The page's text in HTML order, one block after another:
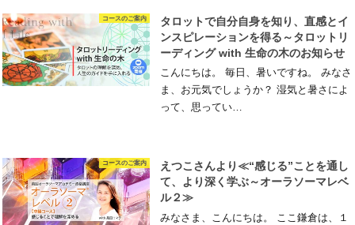
コースのご案内
タロットで自分自身を知り、直感とイ
ンスピレーションを得る～タロットリ
ーディング with 生命の木のお知らせ
こんにちは。 毎日、暑いですね。 みなさ
ま、お元気でしょうか？ 湿気と暑さによ
って、思ってい…
コースのご案内
えつこさんより≪“感じる”ことを通し
て、より深く学ぶ～オーラソーマレベ
ル２≫
みなさま、こんにちは。 ここ鎌倉は、１